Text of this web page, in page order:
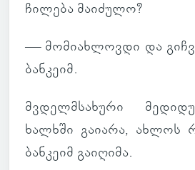
ჩი­ლება მა­ი­ძულო?
— მო­მი­ახ­ლოვდი და
ბან­კეიმ.
მვდელმსა­ხური
ხალ­ხში გა­ი­არა, ახლოს
ბან­კეიმ გა­ი­ღიმა.